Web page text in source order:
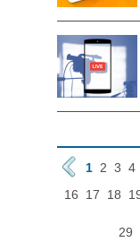
1 2 3 4
16
17 18
29